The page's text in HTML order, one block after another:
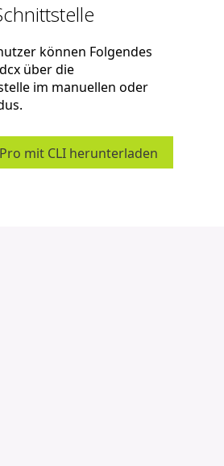
können Folgendes
über die
im manuellen oder
mit CLI herunterladen